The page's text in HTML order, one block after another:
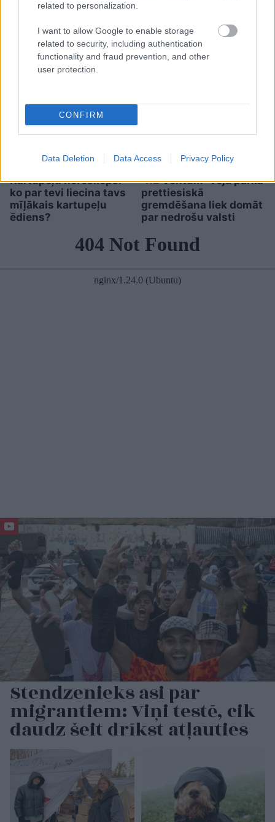
related to personalization.
I want to allow Google to enable storage
related to security, including authentication
functionality and fraud prevention, and other
user protection.
CONFIRM
Data Deletion Data Access Privacy Policy
ASVuzņēmumi bažījas par
Ukrainas plāniem – kas
viņus satrauc?
Kartupeļu horoskops:
ko par tevi liecina tavs
mīļākais kartupeļu
ēdiens?
“K2Ventum” vēja parka
prettiesiskā
gremdēšana liek domāt
par nedrošu valsti
Stendzenieks asi par
migrantiem: Viņi testē, cik
daudz šeit drīkst atļauties